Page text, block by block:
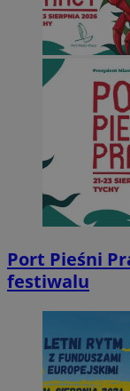
Port Pieśni
festiwalu